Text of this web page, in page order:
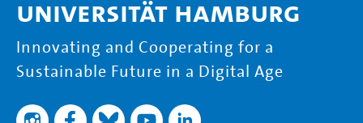
Universität Hamburg
Innovating and Cooperating for a
Sustainable Future in a Digital Age